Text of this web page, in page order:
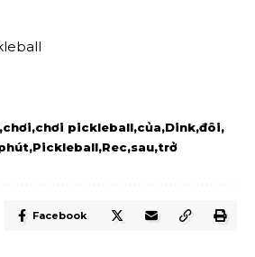
chơi chơi pickleball của Dink đôi
Pickleball Rec sau trở
Facebook